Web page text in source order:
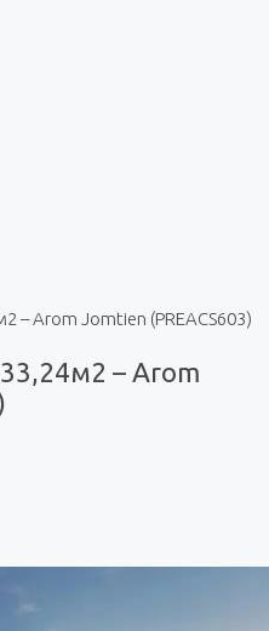
– Arom Jomtien (PREACS603)
– Arom